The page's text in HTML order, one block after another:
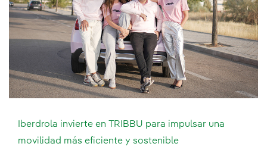
Iberdrola invierte en TRIBBU para impulsar una
movilidad más eficiente y sostenible